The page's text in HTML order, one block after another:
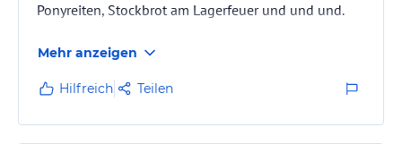
Ponyreiten, Stockbrot am Lagerfeuer und und und.
Mehr anzeigen
Hilfreich Teilen